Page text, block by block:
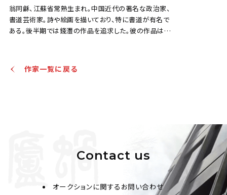
翁同龢、江蘇省常熟生まれ。中国近代の著名な政治家、
書道芸術家。詩や絵画を描いており、特に書道が有名で
ある。後半期では錢灃の作品を追求した。彼の作品は筆
作家一覧に戻る
Contact us
オークションに関するお問い合わせ